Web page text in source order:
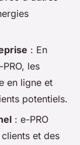
: En
les
en ligne et
potentiels.
: e-PRO
et des